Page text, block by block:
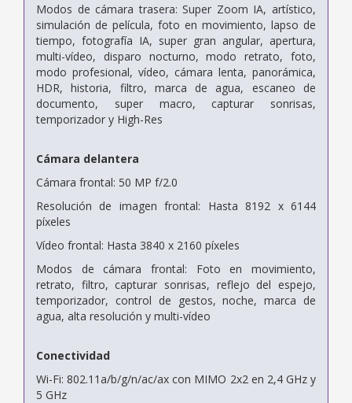
Modos de cámara trasera: Super Zoom IA, artístico,
simulación de película, foto en movimiento, lapso de
tiempo, fotografía IA, super gran angular, apertura,
multi-vídeo, disparo nocturno, modo retrato, foto,
modo profesional, vídeo, cámara lenta, panorámica,
HDR, historia, filtro, marca de agua, escaneo de
documento, super macro, capturar sonrisas,
temporizador y High-Res
Cámara delantera
Cámara frontal: 50 MP f/2.0
Resolución de imagen frontal: Hasta 8192 x 6144
píxeles
Vídeo frontal: Hasta 3840 x 2160 píxeles
Modos de cámara frontal: Foto en movimiento,
retrato, filtro, capturar sonrisas, reflejo del espejo,
temporizador, control de gestos, noche, marca de
agua, alta resolución y multi-vídeo
Conectividad
Wi-Fi: 802.11a/b/g/n/ac/ax con MIMO 2x2 en 2,4 GHz y
5 GHz